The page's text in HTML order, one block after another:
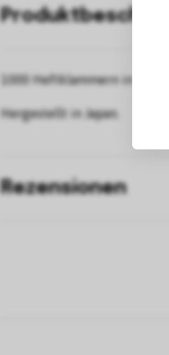
1000 Heftklammern in der
Hergestellt in Japan.
Rezensionen